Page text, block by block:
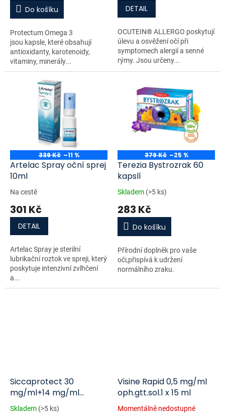
Do košíku
Protectum Omega 3
jsou kapsle, které obsahují
antioxidanty, karotenoidy,
vitaminy, minerály...
DETAIL
OCUTEIN® ALLERGO poskytují
úlevu a osvěžení očí při
symptomech alergií a senné
rýmy. Jsou určeny...
339 Kč –11 %
Artelac Spray oční sprej
10ml
Na cestě
301 Kč
DETAIL
Artelac Spray je sterilní
lubrikační roztok ve spreji, který
poskytuje intenzivní zvlhčení
a...
379 Kč –25 %
Terezia Bystrozrak 60
kapslí
Skladem (>5 ks)
283 Kč
Do košíku
Přírodní doplněk pro vaše
oči,přispívá k udržení
normálního zraku.
Siccaprotect 30
mg/ml+14 mg/ml
oph.gtt.sol. 3 x 10 ml
Skladem (>5 ks)
Visine Rapid 0,5 mg/ml
oph.gtt.sol.1 x 15 ml
Momentálně nedostupné